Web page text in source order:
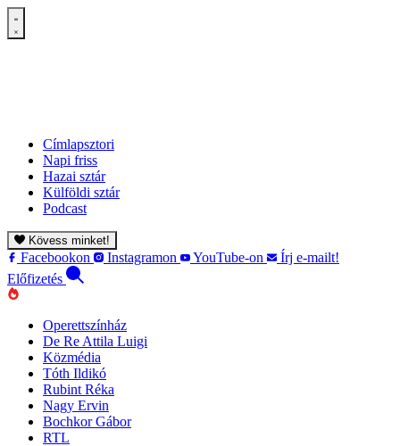
Címlapsztori
Napi friss
Hazai sztár
Külföldi sztár
Podcast
Kövess minket!
Facebookon Instagramon YouTube-on
Írj e-mailt!
Előfizetés
Operettszínház
De Re Attila Luigi
Közmédia
Tóth Ildikó
Rubint Réka
Nagy Ervin
Bochkor Gábor
RTL